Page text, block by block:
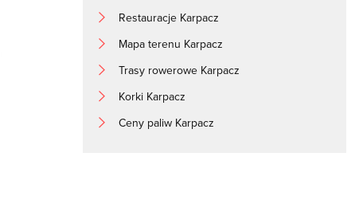
Restauracje Karpacz
Mapa terenu Karpacz
Trasy rowerowe Karpacz
Korki Karpacz
Ceny paliw Karpacz